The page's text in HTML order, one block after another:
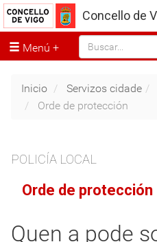
Concello de
Menú
Inicio Servizos cidade
Orde de protección
POLICÍA LOCAL
Orde de protección
Quen a pode